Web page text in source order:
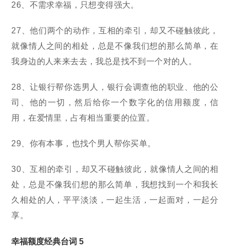
26、不需求幸福，只想变得强大。
27、他们两个的动作，互相的牵引，却又不碰触彼此，
就像情人之间的相处，总是不像我们想的那么简单，在
我身边的人来来去去，我总是找不到一个对的人。
28、让银行帮你选男人，银行会调查他的职业、他的公
司、他的一切，然后给你一个数字化的信用额度，信
用，在爱情里，占有相当重要的位置。
29、你有本事，也找个男人帮你买单。
30、互相的牵引，却又不碰触彼此，就像情人之间的相
处，总是不像我们想的那么简单，我想找到一个和我长
久相处的人，平平淡淡，一起生活，一起面对，一起分
享。
幸福额度经典台词 5